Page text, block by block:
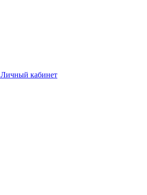
Личный кабинет